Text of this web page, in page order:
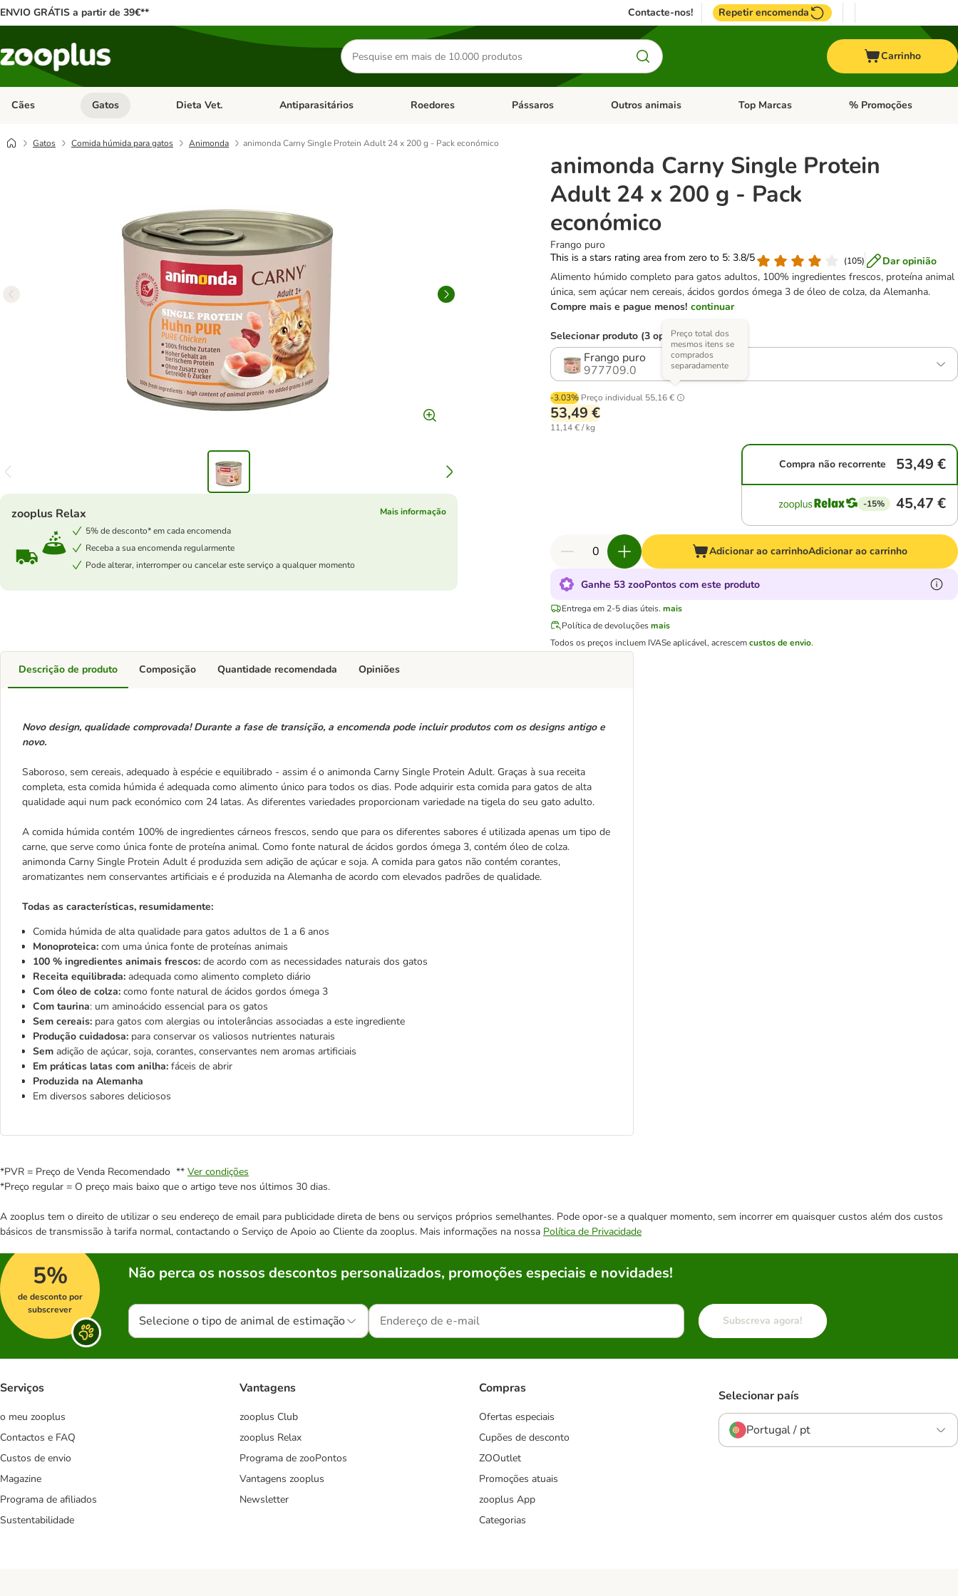
ENVIO GRÁTIS a partir de 39€** Contacte-nos! Repetir encomenda
Pesquisar
produtos
Carrinho
Cães Abrir menu de categoria: Cães
Gatos Abrir menu de categoria: Gatos
Dieta Vet. Abrir menu de categoria: Dieta Vet.
Antiparasitários Abrir menu de categoria: Antiparasitários
Roedores Abrir menu de categoria: Roedores
Pássaros Abrir menu de categoria: Pássaros
Outros animais Abrir menu de categoria: Outros animais
Top Marcas Abrir menu de categoria:
% Promoções
Gatos Comida húmida para gatos Animonda animonda Carny Single Protein Adult 24 x 200 g - Pack económico
animonda Carny Single Protein
Adult 24 x 200 g - Pack
económico
Frango puro
This is a stars rating area from zero to 5: 3.8/5
(105)
Dar opinião
Alimento húmido completo para gatos adultos, 100% ingredientes frescos, proteína animal
única, sem açúcar nem cereais, ácidos gordos ómega 3 de óleo de colza, da Alemanha.
Compre mais e pague menos! continuar
zooplus Relax
Mais informação
5% de desconto* em cada encomenda
Receba a sua encomenda regularmente
Pode alterar, interromper ou cancelar este serviço a qualquer momento
Selecionar produto (3 opções)
Frango puro
977709.0
-3.03% Preço individual 55,16 €
Preço total dos
mesmos itens se
comprados
separadamente
53,49 €
11,14 € / kg
Compra não recorrente 53,49 €
-15% 45,47 €
Adicionar ao carrinhoAdicionar ao carrinho
Ganhe 53 zooPontos com este produto
Entrega em 2-5 dias úteis. mais
Política de devoluções mais
Todos os preços incluem IVASe aplicável, acrescemcustos de envio.
Descrição de produto
Novo design, qualidade comprovada! Durante a fase de transição, a encomenda pode incluir produtos com os designs antigo e
novo.
Saboroso, sem cereais, adequado à espécie e equilibrado - assim é o animonda Carny Single Protein Adult. Graças à sua receita
completa, esta comida húmida é adequada como alimento único para todos os dias. Pode adquirir esta comida para gatos de alta
qualidade aqui num pack económico com 24 latas. As diferentes variedades proporcionam variedade na tigela do seu gato adulto.
A comida húmida contém 100% de ingredientes cárneos frescos, sendo que para os diferentes sabores é utilizada apenas um tipo de
carne, que serve como única fonte de proteína animal. Como fonte natural de ácidos gordos ómega 3, contém óleo de colza.
animonda Carny Single Protein Adult é produzida sem adição de açúcar e soja. A comida para gatos não contém corantes,
aromatizantes nem conservantes artificiais e é produzida na Alemanha de acordo com elevados padrões de qualidade.
Todas as características, resumidamente:
Comida húmida de alta qualidade para gatos adultos de 1 a 6 anos
Monoproteica: com uma única fonte de proteínas animais
100 % ingredientes animais frescos: de acordo com as necessidades naturais dos gatos
Receita equilibrada: adequada como alimento completo diário
Com óleo de colza: como fonte natural de ácidos gordos ómega 3
Com taurina: um aminoácido essencial para os gatos
Sem cereais: para gatos com alergias ou intolerâncias associadas a este ingrediente
Produção cuidadosa: para conservar os valiosos nutrientes naturais
Sem adição de açúcar, soja, corantes, conservantes nem aromas artificiais
Em práticas latas com anilha: fáceis de abrir
Produzida na Alemanha
Em diversos sabores deliciosos
Composição Quantidade recomendada Opiniões
*PVR = Preço de Venda Recomendado ** Ver condições
*Preço regular = O preço mais baixo que o artigo teve nos últimos 30 dias.
A zooplus tem o direito de utilizar o seu endereço de email para publicidade direta de bens ou serviços próprios semelhantes. Pode opor-se a qualquer momento, sem incorrer em quaisquer custos além dos custos
básicos de transmissão à tarifa normal, contactando o Serviço de Apoio ao Cliente da zooplus. Mais informações na nossa Política de Privacidade
5%
de desconto por
subscrever
Não perca os nossos descontos personalizados, promoções especiais e novidades!
Selecione o tipo de animal de estimação Subscreva agora!
Serviços
o meu zooplus
Contactos e FAQ
Custos de envio
Magazine
Programa de afiliados
Sustentabilidade
Vantagens
zooplus Club
zooplus Relax
Programa de zooPontos
Vantagens zooplus
Newsletter
Compras
Ofertas especiais
Cupões de desconto
ZOOutlet
Promoções atuais
zooplus App
Categorias
Selecionar país
Portugal / pt